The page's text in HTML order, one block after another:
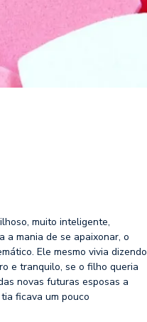
muito inteligente,
a mania de se apaixonar, o
Ele mesmo vivia dizendo
e tranquilo, se o filho queria
novas futuras esposas a
ficava um pouco